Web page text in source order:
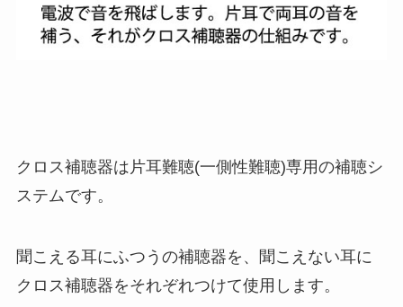
クロス補聴器は片耳難聴(一側性難聴)専用の補聴シ
ステムです。
聞こえる耳にふつうの補聴器を、聞こえない耳に
クロス補聴器をそれぞれつけて使用します。